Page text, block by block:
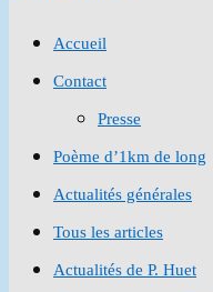
Accueil
Contact
Presse
Poème d’1km de long
Actualités générales
Tous les articles
Actualités de P. Huet